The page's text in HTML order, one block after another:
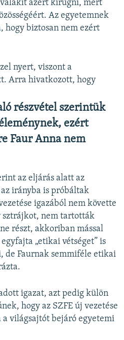
1080p
480p
azért kirúgni, mert
Az egyetemnek
biztosan nem ezért
nyert, viszont a
Arra hivatkozott, hogy
részvétel szerintük
ezért
Faur Anna nem
az eljárás alatt az
irányba is próbáltak
igazából nem követte
sztrájkot, nem tartották
részt, akkoriban mással
„etikai vétséget” is
de Faurnak semmiféle etikai
igazat, azt pedig külön
hogy az SZFE új vezetése
világsajtót bejáró egyetemi